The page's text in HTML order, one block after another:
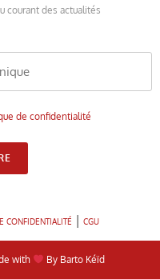
courant des actualités
de confidentialité
CONFIDENTIALITÉ | CGU
with By Barto Kéïd